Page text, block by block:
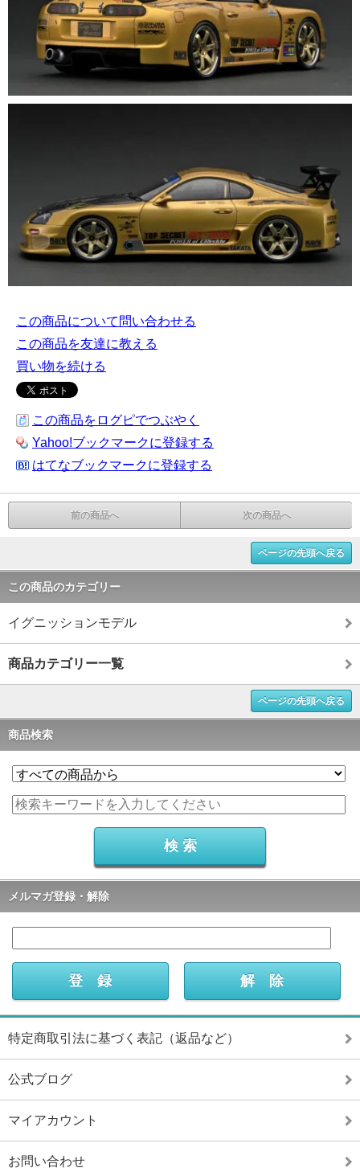
この商品について問い合わせる
この商品を友達に教える
買い物を続ける
この商品をログピでつぶやく
Yahoo!ブックマークに登録する
はてなブックマークに登録する
前の商品へ 次の商品へ
ページの先頭へ戻る
この商品のカテゴリー
イグニッションモデル
商品カテゴリー一覧
ページの先頭へ戻る
商品検索
メルマガ登録・解除
特定商取引法に基づく表記（返品など）
公式ブログ
マイアカウント
お問い合わせ